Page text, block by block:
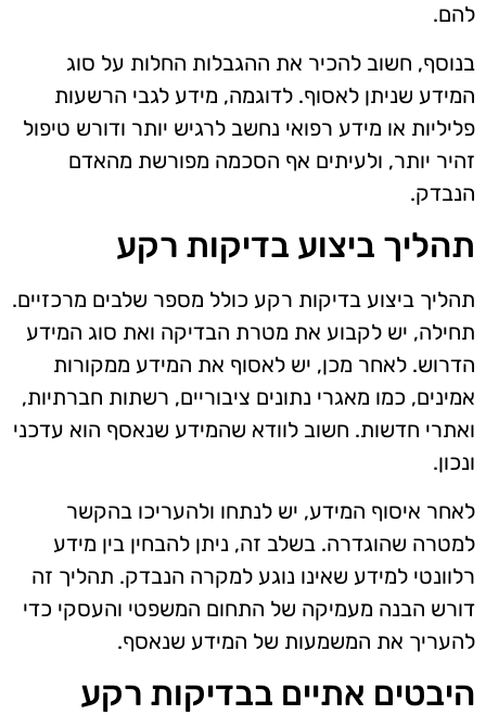
להם.
בנוסף, חשוב להכיר את ההגבלות החלות על סוג
המידע שניתן לאסוף. לדוגמה, מידע לגבי הרשעות
פליליות או מידע רפואי נחשב לרגיש יותר ודורש טיפול
זהיר יותר, ולעיתים אף הסכמה מפורשת מהאדם
הנבדק.
תהליך ביצוע בדיקות רקע
תהליך ביצוע בדיקות רקע כולל מספר שלבים מרכזיים.
תחילה, יש לקבוע את מטרת הבדיקה ואת סוג המידע
הדרוש. לאחר מכן, יש לאסוף את המידע ממקורות
אמינים, כמו מאגרי נתונים ציבוריים, רשתות חברתיות,
ואתרי חדשות. חשוב לוודא שהמידע שנאסף הוא עדכני
ונכון.
לאחר איסוף המידע, יש לנתחו ולהעריכו בהקשר
למטרה שהוגדרה. בשלב זה, ניתן להבחין בין מידע
רלוונטי למידע שאינו נוגע למקרה הנבדק. תהליך זה
דורש הבנה מעמיקה של התחום המשפטי והעסקי כדי
להעריך את המשמעות של המידע שנאסף.
היבטים אתיים בבדיקות רקע